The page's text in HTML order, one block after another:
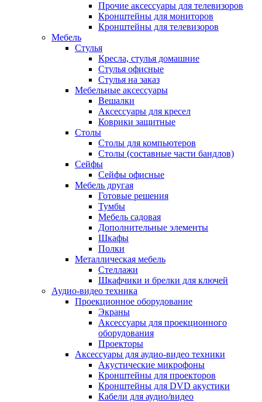
Прочие аксессуары для телевизоров
Кронштейны для мониторов
Кронштейны для телевизоров
Мебель
Стулья
Кресла, стулья домашние
Стулья офисные
Стулья на заказ
Мебельные аксессуары
Вешалки
Аксессуары для кресел
Коврики защитные
Столы
Столы для компьютеров
Столы (составные части бандлов)
Сейфы
Сейфы офисные
Мебель другая
Готовые решения
Тумбы
Мебель садовая
Дополнительные элементы
Шкафы
Полки
Металлическая мебель
Стеллажи
Шкафчики и брелки для ключей
Аудио-видео техника
Проекционное оборудование
Экраны
Аксессуары для проекционного
оборудования
Проекторы
Аксессуары для аудио-видео техники
Акустические микрофоны
Кронштейны для проекторов
Кронштейны для DVD акустики
Кабели для аудио/видео